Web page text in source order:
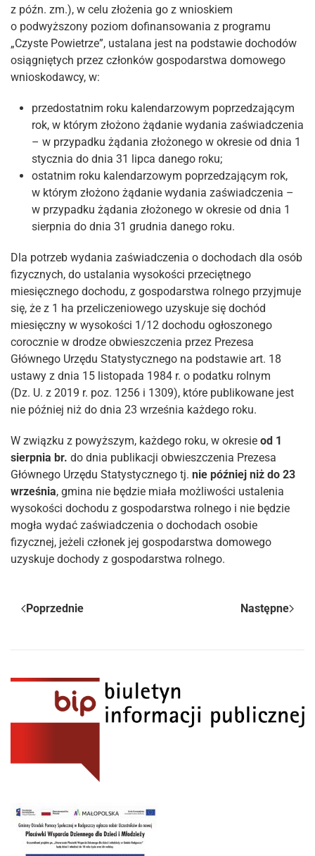
z późn. zm.), w celu złożenia go z wnioskiem
o podwyższony poziom dofinansowania z programu
„Czyste Powietrze”, ustalana jest na podstawie dochodów
osiągniętych przez członków gospodarstwa domowego
wnioskodawcy, w:
przedostatnim roku kalendarzowym poprzedzającym
rok, w którym złożono żądanie wydania zaświadczenia
– w przypadku żądania złożonego w okresie od dnia 1
stycznia do dnia 31 lipca danego roku;
ostatnim roku kalendarzowym poprzedzającym rok,
w którym złożono żądanie wydania zaświadczenia –
w przypadku żądania złożonego w okresie od dnia 1
sierpnia do dnia 31 grudnia danego roku.
Dla potrzeb wydania zaświadczenia o dochodach dla osób
fizycznych, do ustalania wysokości przeciętnego
miesięcznego dochodu, z gospodarstwa rolnego przyjmuje
się, że z 1 ha przeliczeniowego uzyskuje się dochód
miesięczny w wysokości 1/12 dochodu ogłoszonego
corocznie w drodze obwieszczenia przez Prezesa
Głównego Urzędu Statystycznego na podstawie art. 18
ustawy z dnia 15 listopada 1984 r. o podatku rolnym
(Dz. U. z 2019 r. poz. 1256 i 1309), które publikowane jest
nie później niż do dnia 23 września każdego roku.
W związku z powyższym, każdego roku, w okresie od 1
sierpnia br. do dnia publikacji obwieszczenia Prezesa
Głównego Urzędu Statystycznego tj. nie później niż do 23
września, gmina nie będzie miała możliwości ustalenia
wysokości dochodu z gospodarstwa rolnego i nie będzie
mogła wydać zaświadczenia o dochodach osobie
fizycznej, jeżeli członek jej gospodarstwa domowego
uzyskuje dochody z gospodarstwa rolnego.
Poprzednie Następne